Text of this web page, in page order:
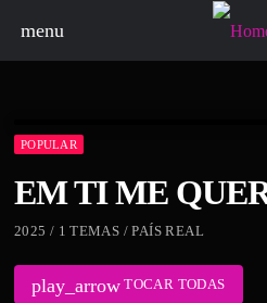
menu
POPULAR
EM TI ME
2025 / 1 TEMAS / PAÍS REAL
play_arrowTOCAR TODAS